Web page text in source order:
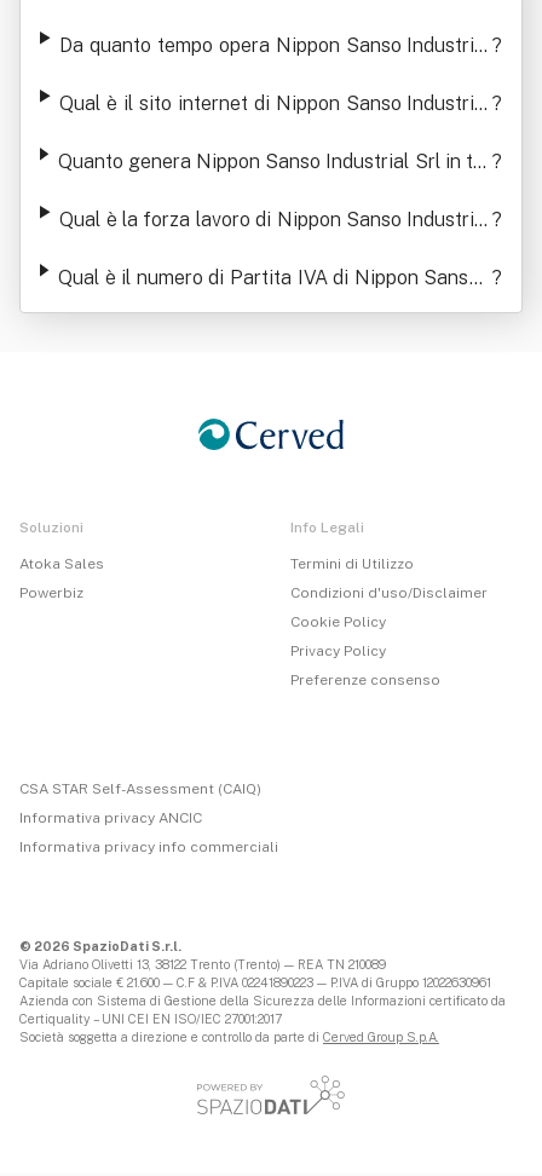
Da quanto tempo opera Nippon Sanso Industrial ?
Qual è il sito internet di Nippon Sanso Industrial ?
Quanto genera Nippon Sanso Industrial Srl in ter ?
Qual è la forza lavoro di Nippon Sanso Industrial ?
Qual è il numero di Partita IVA di Nippon Sanso I
ndustrial Srl
?
Soluzioni
Atoka Sales
Powerbiz
Info Legali
Termini di Utilizzo
Condizioni d'uso/Disclaimer
Cookie Policy
Privacy Policy
Preferenze consenso
CSA STAR Self-Assessment (CAIQ)
Informativa privacy ANCIC
Informativa privacy info commerciali
© 2026 SpazioDati S.r.l.
Via Adriano Olivetti 13, 38122 Trento (Trento) — REA TN 210089
Capitale sociale € 21.600 — C.F & P.IVA 02241890223 — P.IVA di Gruppo 12022630961
Azienda con Sistema di Gestione della Sicurezza delle Informazioni certificato da
Certiquality – UNI CEI EN ISO/IEC 27001:2017
Società soggetta a direzione e controllo da parte di Cerved Group S.p.A.